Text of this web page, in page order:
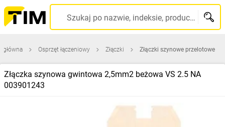
Szukaj po nazwie, indeksie, producencie, kodzie kreskowym...
główna Osprzęt łączeniowy Złączki Złączki szynowe przelotowe
Złączka szynowa gwintowa 2,5mm2 beżowa VS 2.5 NA
003901243